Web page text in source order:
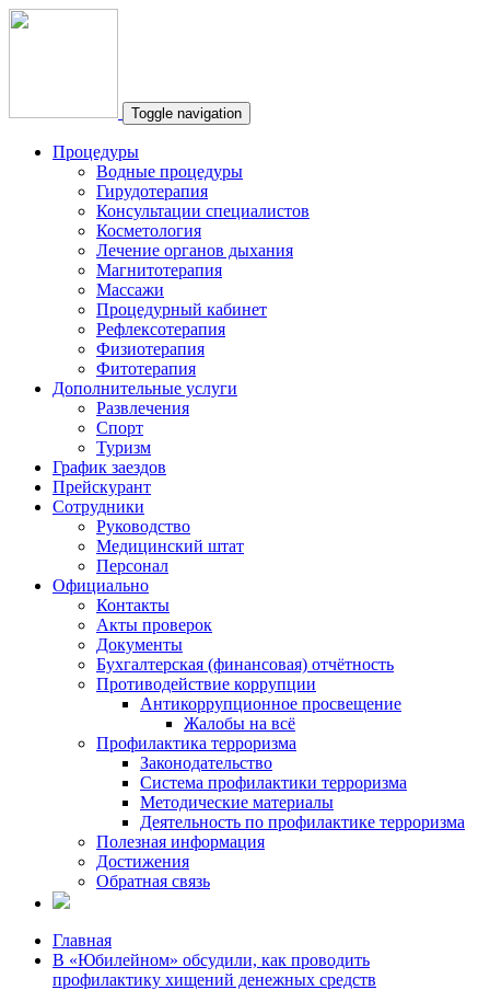
Toggle navigation
Процедуры
Водные процедуры
Гирудотерапия
Консультации специалистов
Косметология
Лечение органов дыхания
Магнитотерапия
Массажи
Процедурный кабинет
Рефлексотерапия
Физиотерапия
Фитотерапия
Дополнительные услуги
Развлечения
Спорт
Туризм
График заездов
Прейскурант
Сотрудники
Руководство
Медицинский штат
Персонал
Официально
Контакты
Акты проверок
Документы
Бухгалтерская (финансовая) отчётность
Противодействие коррупции
Антикоррупционное просвещение
Жалобы на всё
Профилактика терроризма
Законодательство
Система профилактики терроризма
Методические материалы
Деятельность по профилактике терроризма
Полезная информация
Достижения
Обратная связь
Главная
В «Юбилейном» обсудили, как проводить
профилактику хищений денежных средств